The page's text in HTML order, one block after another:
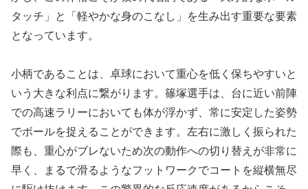
タッチ」と「軽やかな身のこなし」を生み出す重要な要素
となっています。
小柄であることは、卓球において重心を低く保ちやすいと
いう大きな利点に繋がります。篠塚選手は、台に近い前陣
での高速ラリーにおいても体が浮かず、常に安定した姿勢
でボールを捉えることができます。左右に激しく振られた
際も、重心がブレないため次の動作への切り替えが非常に
早く、まるで滑るようなフットワークでコートを縦横無尽